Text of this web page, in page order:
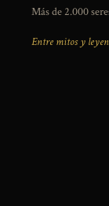
Más de 2.000
Entre mitos y